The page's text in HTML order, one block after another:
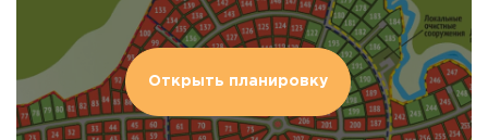
Открыть планировку